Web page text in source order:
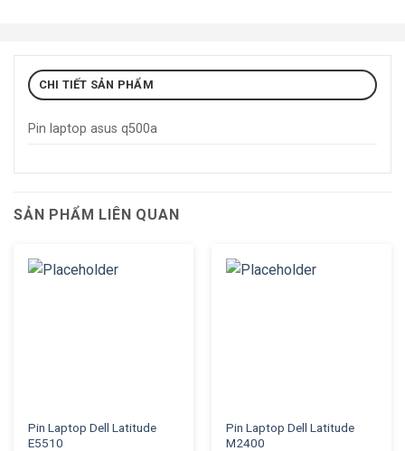
CHI TIẾT SẢN PHẨM
Pin laptop asus q500a
SẢN PHẨM LIÊN QUAN
Pin Laptop Dell Latitude
E5510
Pin Laptop Dell Latitude
M2400